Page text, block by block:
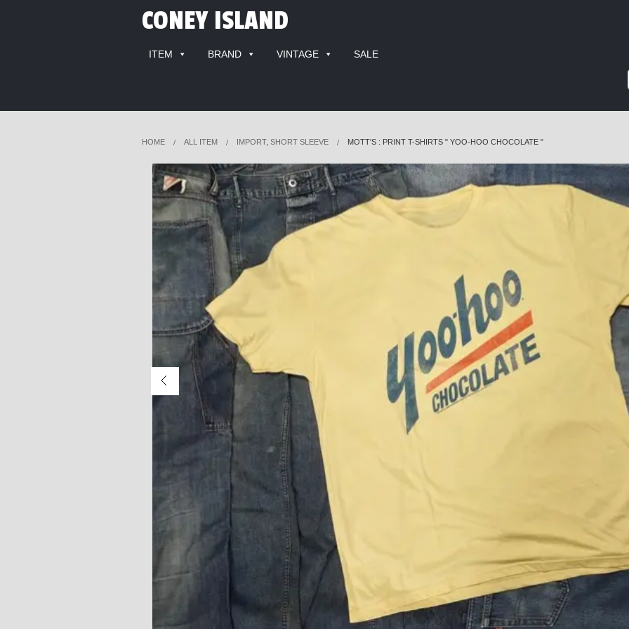
CONEY ISLAND
ITEM BRAND VINTAGE SALE
HOME ALL ITEM IMPORT, SHORT SLEEVE MOTT'S : PRINT T-SHIRTS " YOO-HOO CHOCOLATE "